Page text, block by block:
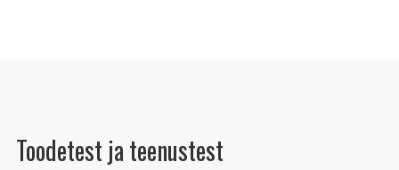
Toodetest ja teenustest